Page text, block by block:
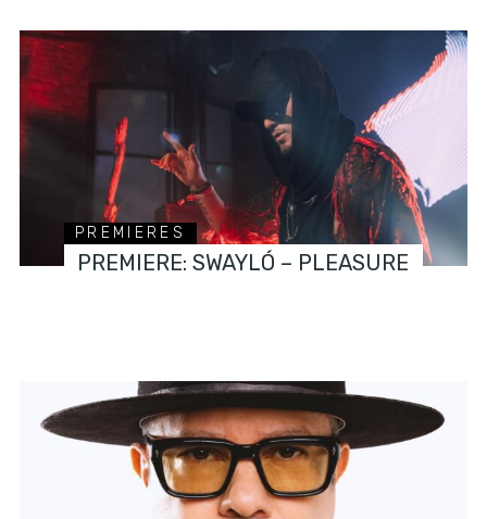
PREMIERES
PREMIERE: SWAYLÓ – PLEASURE